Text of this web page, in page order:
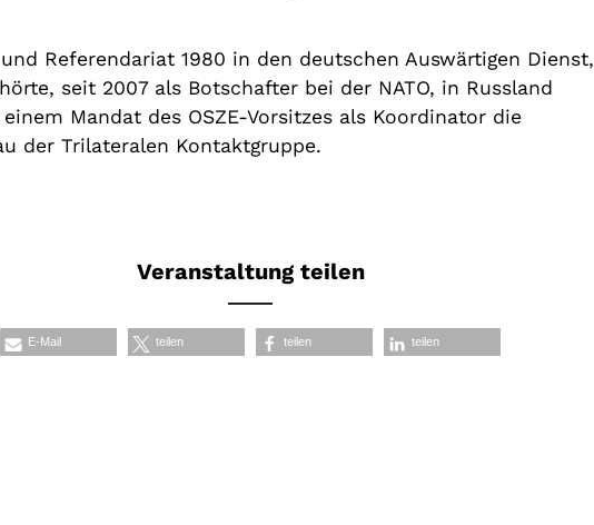
Referendariat 1980 in den deutschen Auswärtigen Dienst,
seit 2007 als Botschafter bei der NATO, in Russland
Mandat des OSZE-Vorsitzes als Koordinator die
der Trilateralen Kontaktgruppe.
Veranstaltung teilen
E-Mail teilen teilen teilen